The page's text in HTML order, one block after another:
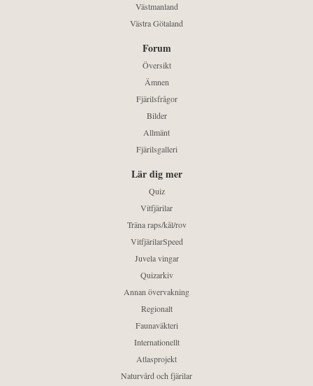
Västmanland
Västra Götaland
Forum
Översikt
Ämnen
Fjärilsfrågor
Bilder
Allmänt
Fjärilsgalleri
Lär dig mer
Quiz
Vitfjärilar
Träna raps/kål/rov
VitfjärilarSpeed
Juvela vingar
Quizarkiv
Annan övervakning
Regionalt
Faunaväkteri
Internationellt
Atlasprojekt
Naturvård och fjärilar